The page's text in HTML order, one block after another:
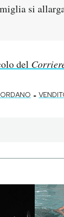
si
del
-